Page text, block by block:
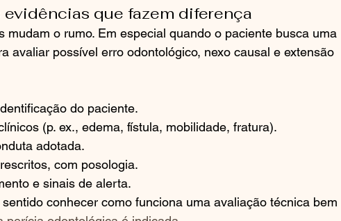
que fazem diferença
mudam o rumo. Em especial quando o paciente busca uma
avaliar possível erro odontológico, nexo causal e extensão
do paciente.
(p. ex., edema, fístula, mobilidade, fratura).
adotada.
com posologia.
e sinais de alerta.
conhecer como funciona uma avaliação técnica bem